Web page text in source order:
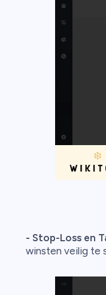
- Stop-Loss en
winsten veilig te